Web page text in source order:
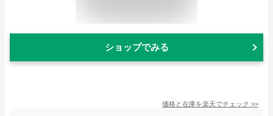
ショップでみる
価格と在庫を楽天でチェック >>